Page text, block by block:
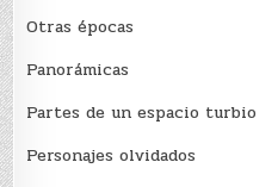
Otras épocas
Panorámicas
Partes de un espacio turbio
Personajes olvidados